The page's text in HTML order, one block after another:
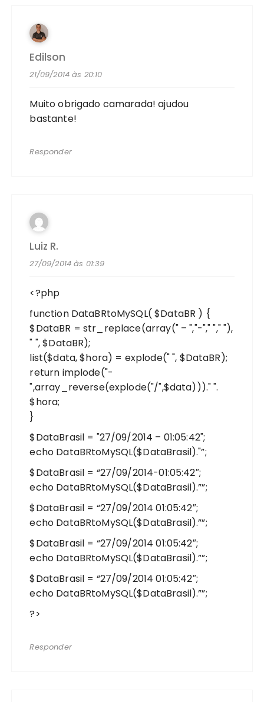
Edilson
21/09/2014 às 20:10
Muito obrigado camarada! ajudou
bastante!
Responder
Luiz R.
27/09/2014 às 01:39
<?php
function DataBRtoMySQL( $DataBR ) {
$DataBR = str_replace(array(" – ","-"," "," "),
" ", $DataBR);
list($data, $hora) = explode(" ", $DataBR);
return implode("-
",array_reverse(explode("/",$data)))." ".
$hora;
}
$DataBrasil = "27/09/2014 – 01:05:42";
echo DataBRtoMySQL($DataBrasil)."”;
$DataBrasil = “27/09/2014-01:05:42″;
echo DataBRtoMySQL($DataBrasil).””;
$DataBrasil = “27/09/2014 01:05:42″;
echo DataBRtoMySQL($DataBrasil).””;
$DataBrasil = “27/09/2014 01:05:42″;
echo DataBRtoMySQL($DataBrasil).””;
$DataBrasil = “27/09/2014 01:05:42″;
echo DataBRtoMySQL($DataBrasil).””;
?>
Responder